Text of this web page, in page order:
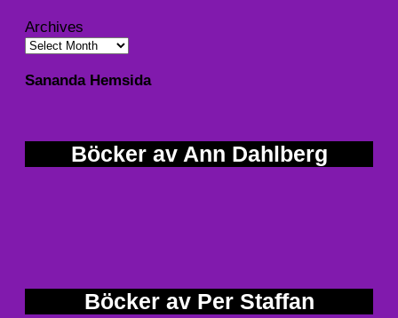
Archives
Sananda Hemsida
Böcker av Ann Dahlberg
Böcker av Per Staffan